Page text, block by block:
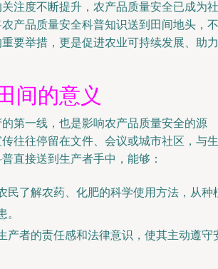
注度不断提升，农产品质量安全已成为社
产品质量安全科普知识送到田间地头，不
要举措，更是促进农业可持续发展、助力
间的意义
第一线，也是影响农产品质量安全的源
往往停留在文件、会议或城市社区，与生
直接送到生产者手中，能够：
民了解农药、化肥的科学使用方法，从种
。
产者的责任感和法律意识，使其主动遵守